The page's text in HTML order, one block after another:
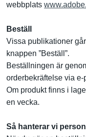
webbplats
Beställ
Vissa publikationer
knappen ”Beställ”.
Beställningen är
orderbekräftelse via e-
Om produkt finns i
en vecka.
Så hanterar vi